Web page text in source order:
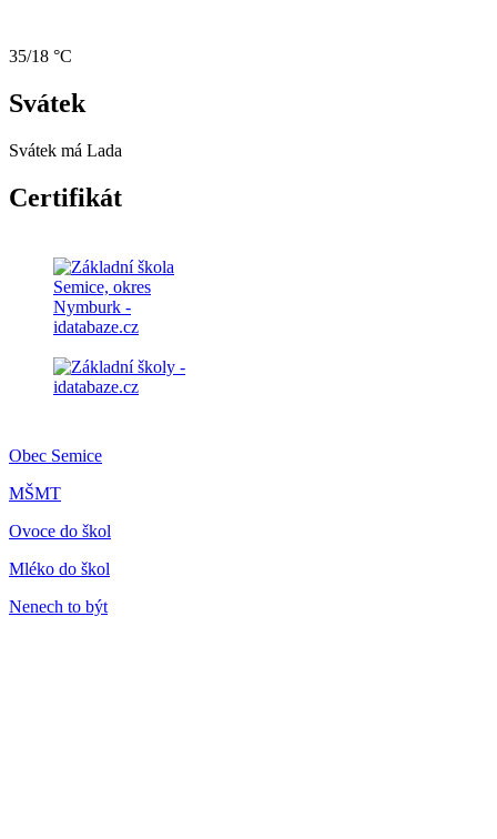
35/18 °C
Svátek
Svátek má Lada
Certifikát
Obec Semice
MŠMT
Ovoce do škol
Mléko do škol
Nenech to být